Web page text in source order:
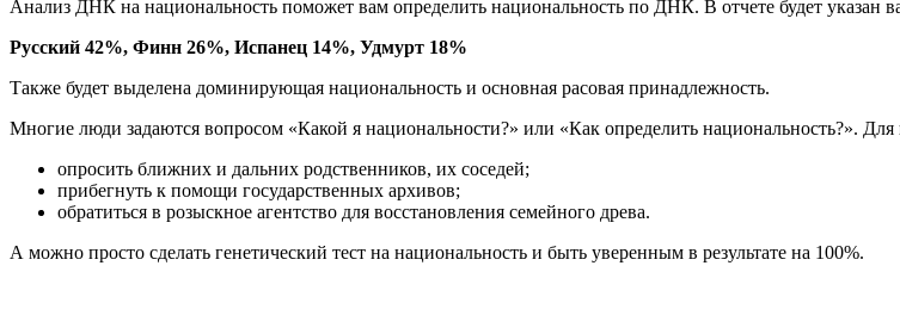
Анализ ДНК на национальность поможет вам определить национальность по ДНК. В отчете будет
Русский 42%, Финн 26%, Испанец 14%, Удмурт 18%
Также будет выделена доминирующая национальность и основная расовая принадлежность.
Многие люди задаются вопросом «Какой я национальности?» или «Как определить национальность?».
опросить ближних и дальних родственников, их соседей;
прибегнуть к помощи государственных архивов;
обратиться в розыскное агентство для восстановления семейного древа.
А можно просто сделать генетический тест на национальность и быть уверенным в результате на 100%.